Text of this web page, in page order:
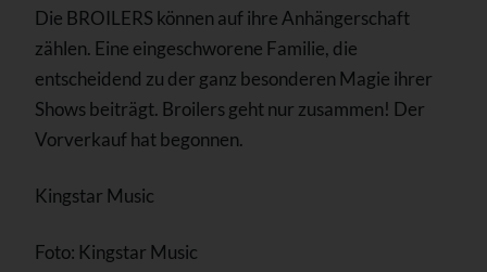
Die BROILERS können auf ihre Anhängerschaft
zählen. Eine eingeschworene Familie, die
entscheidend zu der ganz besonderen Magie ihrer
Shows beiträgt. Broilers geht nur zusammen! Der
Vorverkauf hat begonnen.
Kingstar Music
Foto: Kingstar Music